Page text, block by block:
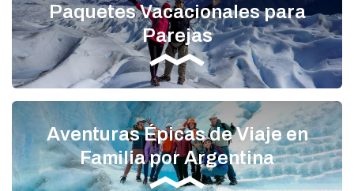
Paquetes Vacacionales para
Parejas
Aventuras Épicas de Viaje en
Familia por Argentina